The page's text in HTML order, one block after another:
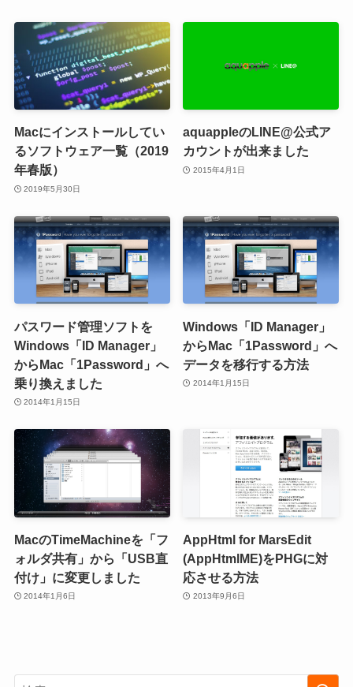
Macにインストールしてい
るソフトウェア一覧（2019
年春版）
2019年5月30日
aquappleのLINE@公式ア
カウントが出来ました
2015年4月1日
パスワード管理ソフトを
Windows「ID Manager」
からMac「1Password」へ
乗り換えました
2014年1月15日
Windows「ID Manager」
からMac「1Password」へ
データを移行する方法
2014年1月15日
MacのTimeMachineを「フ
ォルダ共有」から「USB直
付け」に変更しました
2014年1月6日
AppHtml for MarsEdit
(AppHtmlME)をPHGに対
応させる方法
2013年9月6日